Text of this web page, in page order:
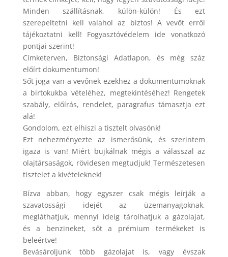
Minden szállításnak, külön-külön! És ezt
szerepeltetni kell valahol az biztos! A vevőt erről
tájékoztatni kell! Fogyasztóvédelem ide vonatkozó
pontjai szerint!
Címketerven, Biztonsági Adatlapon, és még száz
előírt dokumentumon!
Sőt joga van a vevőnek ezekhez a dokumentumoknak
a birtokukba vételéhez, megtekintéséhez! Rengetek
szabály, előírás, rendelet, paragrafus támasztja ezt
alá!
Gondolom, ezt elhiszi a tisztelt olvasónk!
Ezt nehezményezte az ismerősünk, és szerintem
igaza is van! Miért bujkálnak mégis a válasszal az
olajtársaságok, rövidesen megtudjuk! Természetesen
tisztelet a kivételeknek!
Bízva abban, hogy egyszer csak mégis leírják a
szavatossági idejét az üzemanyagoknak,
megláthatjuk, mennyi ideig tárolhatjuk a gázolajat,
és a benzineket, sőt a prémium termékeket is
beleértve!
Bevásároljunk több gázolajat is, vagy évszak